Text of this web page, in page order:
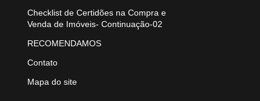
Checklist de Certidões na Compra e
Venda de Imóveis- Continuação-02
RECOMENDAMOS
Contato
Mapa do site